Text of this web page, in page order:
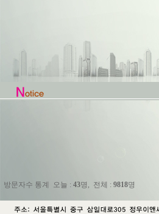
방문자수 통계 오늘 : 43명, 전체 : 9818명